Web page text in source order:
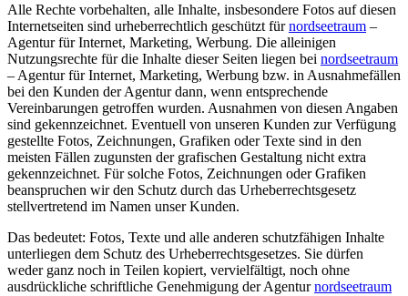
Alle Rechte vorbehalten, alle Inhalte, insbesondere Fotos auf diesen
Internetseiten sind urheberrechtlich geschützt fürnordseetraum –
Agentur für Internet, Marketing, Werbung. Die alleinigen
Nutzungsrechte für die Inhalte dieser Seiten liegen bei nordseetraum
– Agentur für Internet, Marketing, Werbung bzw. in Ausnahmefällen
bei den Kunden der Agentur dann, wenn entsprechende
Vereinbarungen getroffen wurden. Ausnahmen von diesen Angaben
sind gekennzeichnet. Eventuell von unseren Kunden zur Verfügung
gestellte Fotos, Zeichnungen, Grafiken oder Texte sind in den
meisten Fällen zugunsten der grafischen Gestaltung nicht extra
gekennzeichnet. Für solche Fotos, Zeichnungen oder Grafiken
beanspruchen wir den Schutz durch das Urheberrechtsgesetz
stellvertretend im Namen unser Kunden.
Das bedeutet: Fotos, Texte und alle anderen schutzfähigen Inhalte
unterliegen dem Schutz des Urheberrechtsgesetzes. Sie dürfen
weder ganz noch in Teilen kopiert, vervielfältigt, noch ohne
ausdrückliche schriftliche Genehmigung der Agenturnordseetraum